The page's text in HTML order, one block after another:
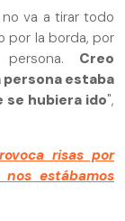
va a tirar todo
por la borda, por
Creo
persona estaba
se hubiera ido",
risas por
estábamos